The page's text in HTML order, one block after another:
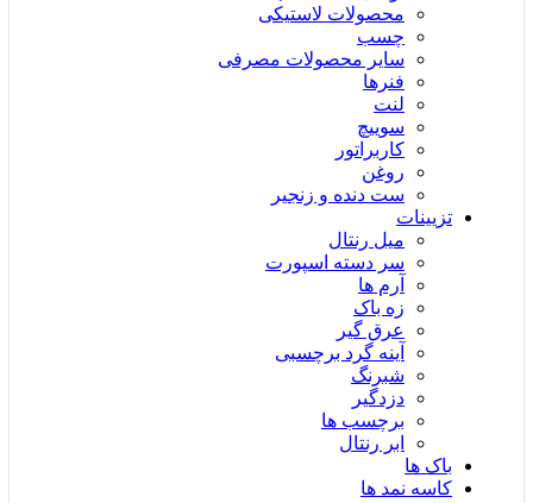
محصولات لاستیکی
چسب
سایر محصولات مصرفی
فنرها
لنت
سوییچ
کاربراتور
روغن
ست دنده و زنجیر
تزیینات
میل رنتال
سر دسته اسپورت
آرم ها
زه باک
عرق گیر
آینه گرد برچسبی
شبرنگ
دزدگیر
برچسب ها
ابر رنتال
باک ها
کاسه نمد ها